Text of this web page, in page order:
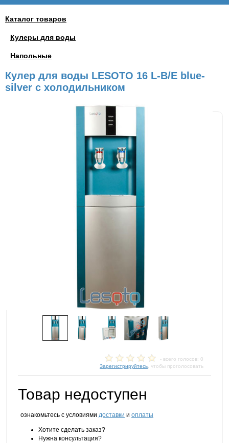
Каталог товаров
Кулеры для воды
Напольные
Кулер для воды LESOTO 16 L-B/E blue-
silver с холодильником
- всего голосов: 0
Зарегистрируйтесь , чтобы проголосовать
Товар недоступен
ознакомьтесь с условиями доставки и оплаты
Хотите сделать заказ?
Нужна консультация?